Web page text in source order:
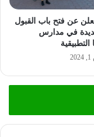
عن فتح باب القبول
في مدارس
التطبيقية